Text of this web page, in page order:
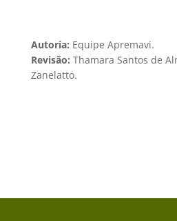
Autoria: Equipe Apremavi.
Revisão: Thamara Santos de
Zanelatto.